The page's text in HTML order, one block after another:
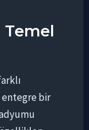
Temel
bir